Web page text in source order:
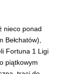
nieco ponad
Bełchatów),
Fortuna 1 Ligi
piątkowym